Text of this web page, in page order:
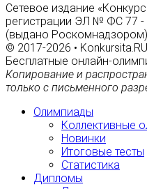
Сетевое издание
регистрации ЭЛ № ФС 77 -
(выдано
© 2017-2026 •
Бесплатные онлайн-
Копирование и
только с письменного
Олимпиады
Коллективные
Новинки
Итоговые тесты
Статистика
Дипломы